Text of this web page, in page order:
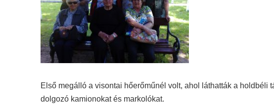
Első megálló a visontai hőerőműnél volt, ahol láthatták a holdbéli
dolgozó kamionokat és markolókat.